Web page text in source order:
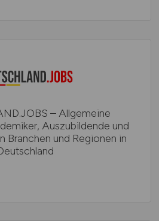
– Allgemeine
Auszubildende und
Branchen und Regionen in